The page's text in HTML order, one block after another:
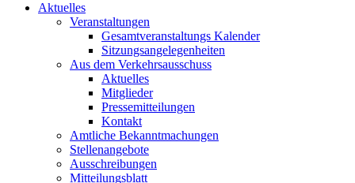
Aktuelles
Veranstaltungen
Gesamtveranstaltungs Kalender
Sitzungsangelegenheiten
Aus dem Verkehrsausschuss
Aktuelles
Mitglieder
Pressemitteilungen
Kontakt
Amtliche Bekanntmachungen
Stellenangebote
Ausschreibungen
Mitteilungsblatt